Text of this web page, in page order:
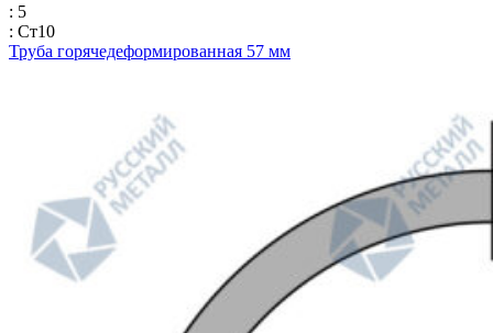
: 5
: Ст10
Труба горячедеформированная 57 мм